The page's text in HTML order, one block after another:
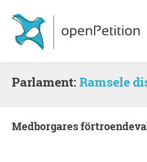
Parlament: Ramsele
medborgares